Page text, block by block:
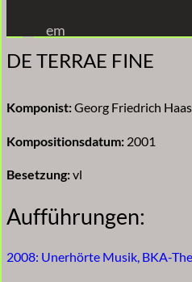
Inhalt
springen
em
DE TERRAE FINE
Komponist:Georg Friedrich Haas
Kompositionsdatum: 2001
Besetzung:vl
Aufführungen:
2008: Unerhörte Musik, BKA-